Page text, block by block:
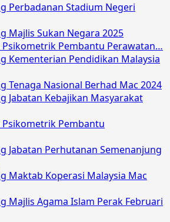
Perbadanan Stadium Negeri
Majlis Sukan Negara 2025
Psikometrik Pembantu Perawatan…
Kementerian Pendidikan Malaysia
Tenaga Nasional Berhad Mac 2024
Jabatan Kebajikan Masyarakat
Psikometrik Pembantu
Jabatan Perhutanan Semenanjung
Maktab Koperasi Malaysia Mac
Majlis Agama Islam Perak Februari